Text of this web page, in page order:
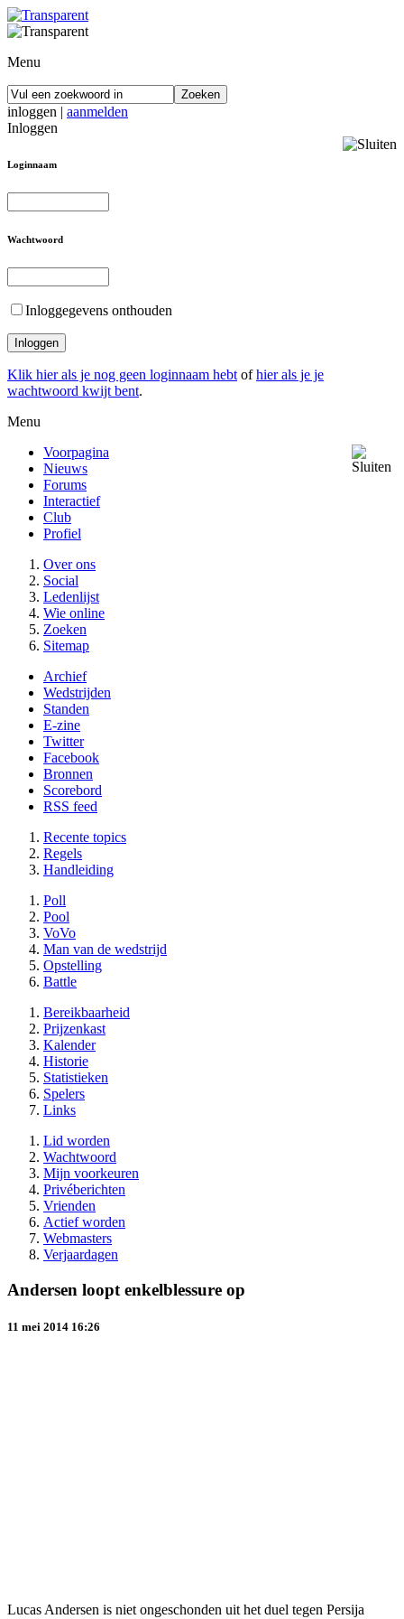
Menu
inloggen | aanmelden
Inloggen
Loginnaam
Wachtwoord
Inloggegevens onthouden
Klik hier als je nog geen loginnaam hebt ofhier als je je
wachtwoord kwijt bent.
Menu
Voorpagina
Nieuws
Forums
Interactief
Club
Profiel
Over ons
Social
Ledenlijst
Wie online
Zoeken
Sitemap
Archief
Wedstrijden
Standen
E-zine
Twitter
Facebook
Bronnen
Scorebord
RSS feed
Recente topics
Regels
Handleiding
Poll
Pool
VoVo
Man van de wedstrijd
Opstelling
Battle
Bereikbaarheid
Prijzenkast
Kalender
Historie
Statistieken
Spelers
Links
Lid worden
Wachtwoord
Mijn voorkeuren
Privéberichten
Vrienden
Actief worden
Webmasters
Verjaardagen
Andersen loopt enkelblessure op
11 mei 2014 16:26
Lucas Andersen is niet ongeschonden uit het duel tegen Persija